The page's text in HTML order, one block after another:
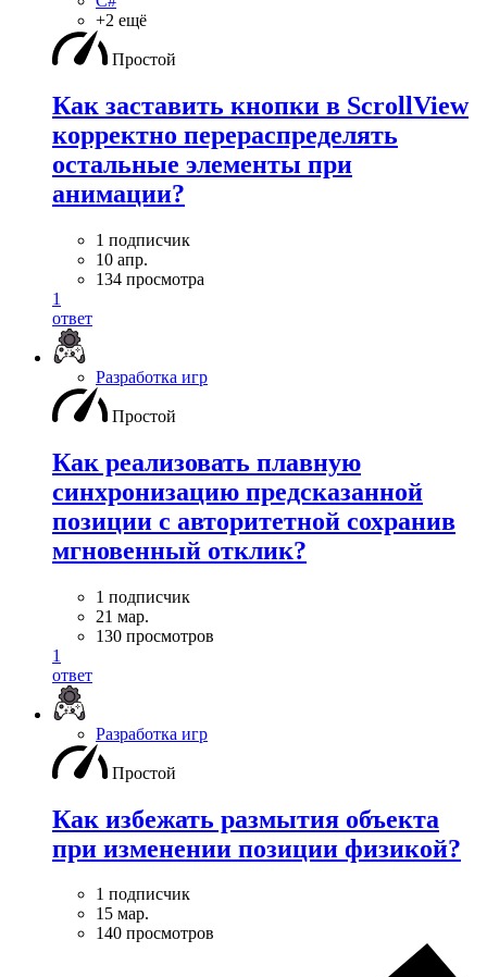
+2 ещё
Простой
Как заставить кнопки в ScrollView
корректно перераспределять
остальные элементы при
анимации?
1 подписчик
10 апр.
134 просмотра
1
ответ
Разработка игр
Простой
Как реализовать плавную
синхронизацию предсказанной
позиции с авторитетной сохранив
мгновенный отклик?
1 подписчик
21 мар.
130 просмотров
1
ответ
Разработка игр
Простой
Как избежать размытия объекта
при изменении позиции физикой?
1 подписчик
15 мар.
140 просмотров